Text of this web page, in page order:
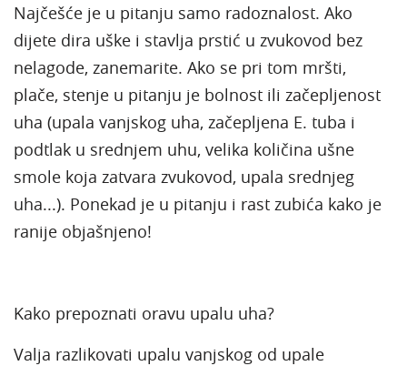
Najčešće je u pitanju samo radoznalost. Ako
dijete dira uške i stavlja prstić u zvukovod bez
nelagode, zanemarite. Ako se pri tom mršti,
plače, stenje u pitanju je bolnost ili začepljenost
uha (upala vanjskog uha, začepljena E. tuba i
podtlak u srednjem uhu, velika količina ušne
smole koja zatvara zvukovod, upala srednjeg
uha...). Ponekad je u pitanju i rast zubića kako je
ranije objašnjeno!
Kako prepoznati oravu upalu uha?
Valja razlikovati upalu vanjskog od upale